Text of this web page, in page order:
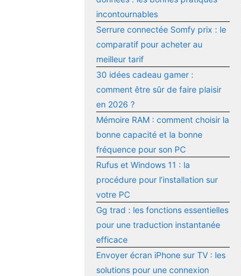
incontournables
Serrure connectée Somfy prix : le
comparatif pour acheter au
meilleur tarif
30 idées cadeau gamer :
comment être sûr de faire plaisir
en 2026 ?
Mémoire RAM : comment choisir la
bonne capacité et la bonne
fréquence pour son PC
Rufus et Windows 11 : la
procédure pour l’installation sur
votre PC
Gg trad : les fonctions essentielles
pour une traduction instantanée
efficace
Envoyer écran iPhone sur TV : les
solutions pour une connexion